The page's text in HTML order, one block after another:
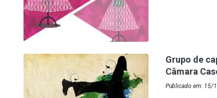
Grupo de
Câmara
Publicado em: 15/